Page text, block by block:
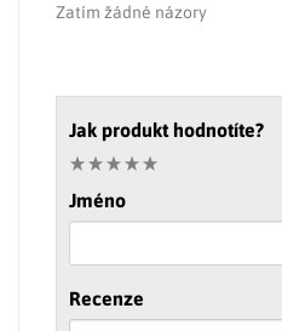
Zatím žádné názory
Jak produkt hodnotíte?
Jméno
Recenze